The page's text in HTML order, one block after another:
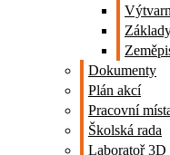
Dokumenty
Plán akcí
Pracovní
Školská rada
Laboratoř 3D